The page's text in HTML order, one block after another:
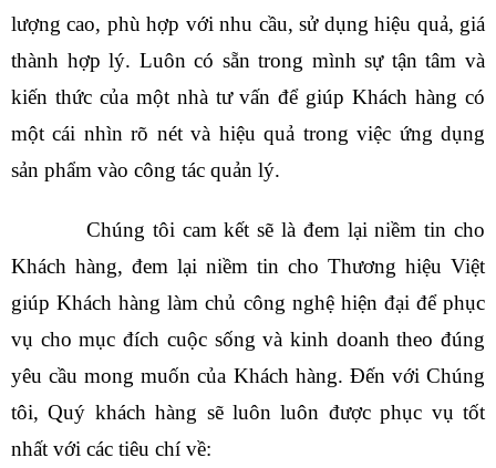
lượng cao, phù hợp với nhu cầu, sử dụng hiệu quả, giá
thành hợp lý. Luôn có sẵn trong mình sự tận tâm và
kiến thức của một nhà tư vấn để giúp Khách hàng có
một cái nhìn rõ nét và hiệu quả trong việc ứng dụng
sản phẩm vào công tác quản lý.
Chúng tôi cam kết sẽ là đem lại niềm tin cho
Khách hàng, đem lại niềm tin cho Thương hiệu Việt
giúp Khách hàng làm chủ công nghệ hiện đại để phục
vụ cho mục đích cuộc sống và kinh doanh theo đúng
yêu cầu mong muốn của Khách hàng. Đến với Chúng
tôi, Quý khách hàng sẽ luôn luôn được phục vụ tốt
nhất với các tiêu chí về: